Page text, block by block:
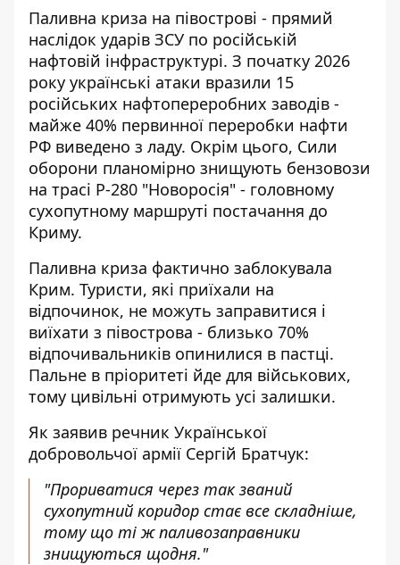
Паливна криза на півострові - прямий
наслідок ударів ЗСУ по російській
нафтовій інфраструктурі. З початку 2026
року українські атаки вразили 15
російських нафтопереробних заводів -
майже 40% первинної переробки нафти
РФ виведено з ладу. Окрім цього, Сили
оборони планомірно знищують бензовози
на трасі Р-280 "Новоросія" - головному
сухопутному маршруті постачання до
Криму.
Паливна криза фактично заблокувала
Крим. Туристи, які приїхали на
відпочинок, не можуть заправитися і
виїхати з півострова - близько 70%
відпочивальників опинилися в пастці.
Пальне в пріоритеті йде для військових,
тому цивільні отримують усі залишки.
Як заявив речник Української
добровольчої армії Сергій Братчук:
"Прориватися через так званий
сухопутний коридор стає все складніше,
тому що ті ж паливозаправники
знищуються щодня."